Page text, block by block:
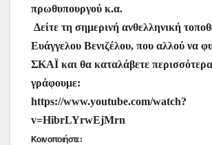
πρωθυπουργού κ.α.
Δείτε τη σημερινή ανθελληνική
Ευάγγελου Βενιζέλου, που αλλού να
ΣΚΑΪ και θα καταλάβετε
γράφουμε:
https://www.youtube.com/watch?
v=HibrLYrwEjMrn
Κοινοποιήστε: